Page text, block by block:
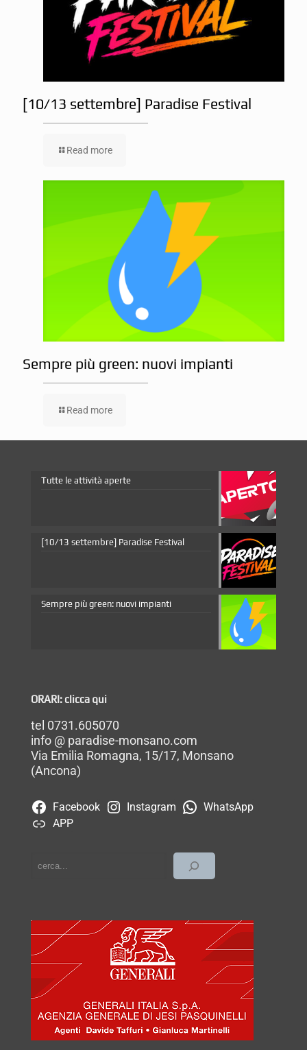
[10/13 settembre] Paradise Festival
Read more
Sempre più green: nuovi impianti
Read more
Tutte le attività aperte
[10/13 settembre] Paradise Festival
Sempre più green: nuovi impianti
ORARI: clicca qui
tel 0731.605070
info @ paradise-monsano.com
Via Emilia Romagna, 15/17, Monsano
(Ancona)
Facebook Instagram
WhatsApp
APP